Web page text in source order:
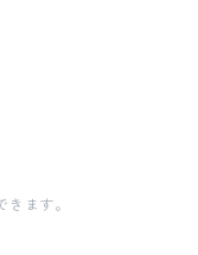
きます。